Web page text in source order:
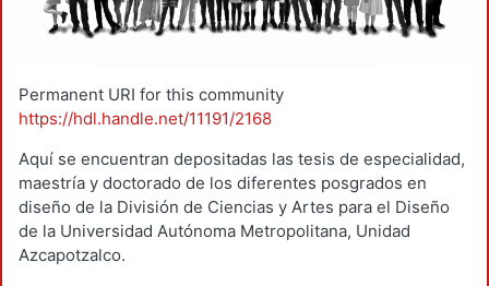
Permanent URI for this community
https://hdl.handle.net/11191/2168
Aquí se encuentran depositadas las tesis de especialidad,
maestría y doctorado de los diferentes posgrados en
diseño de la División de Ciencias y Artes para el Diseño
de la Universidad Autónoma Metropolitana, Unidad
Azcapotzalco.